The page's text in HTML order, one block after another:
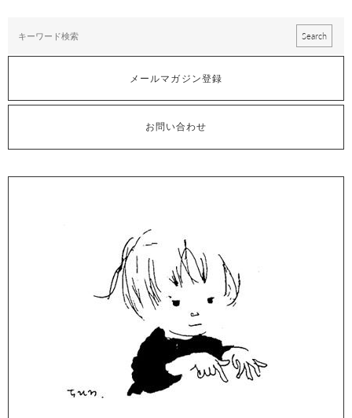
メールマガジン登録
お問い合わせ